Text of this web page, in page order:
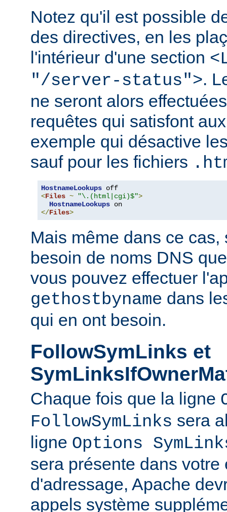
Notez qu'il est possible
des directives, en les
l'intérieur d'une section
"/server-status">.
ne seront alors
requêtes qui satisfont
exemple qui désactive
sauf pour les fichiers
HostnameLookups
<Files ~ "\.(html|cgi)$">
HostnameLookups
</Files>
Mais même dans ce cas,
besoin de noms DNS
vous pouvez effectuer
gethostbyname dans
qui en ont besoin.
FollowSymLinks et
Chaque fois que la ligne
FollowSymLinks sera
ligne Options
sera présente dans votre
d'adressage, Apache
appels système